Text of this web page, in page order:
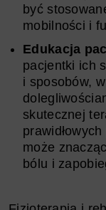
być
mobilności i
Edukacja
pacjentki ich
i sposobów,
skutecznej
może
bólu i